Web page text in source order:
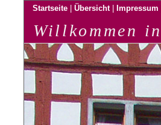
Startseite Übersicht Impressum
Willkommen